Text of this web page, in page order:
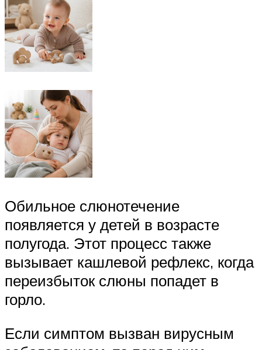
Обильное слюнотечение
появляется у детей в возрасте
полугода. Этот процесс также
вызывает кашлевой рефлекс, когда
переизбыток слюны попадет в
горло.
Если симптом вызван вирусным